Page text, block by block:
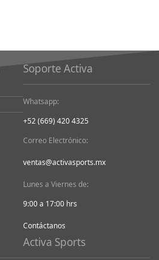
Soporte Activa
Whatsapp:
+52 (669) 420 4325
Correo Electrónico:
ventas@activasports.mx
Lunes a Viernes de:
9:00 a 17:00 hrs
Contáctanos
Activa Sports